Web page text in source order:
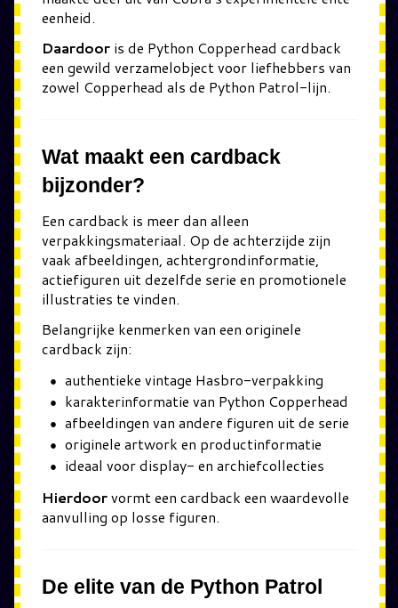
eenheid.
Daardoor is de Python Copperhead cardback
een gewild verzamelobject voor liefhebbers van
zowel Copperhead als de Python Patrol-lijn.
Wat maakt een cardback
bijzonder?
Een cardback is meer dan alleen
verpakkingsmateriaal. Op de achterzijde zijn
vaak afbeeldingen, achtergrondinformatie,
actiefiguren uit dezelfde serie en promotionele
illustraties te vinden.
Belangrijke kenmerken van een originele
cardback zijn:
authentieke vintage Hasbro-verpakking
karakterinformatie van Python Copperhead
afbeeldingen van andere figuren uit de serie
originele artwork en productinformatie
ideaal voor display- en archiefcollecties
Hierdoorvormt een cardback een waardevolle
aanvulling op losse figuren.
De elite van de Python Patrol